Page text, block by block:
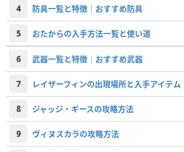
4 防具一覧と特徴｜おすすめ防具
5 おたからの入手方法一覧と使い道
6 武器一覧と特徴｜おすすめ武器
7 レイザーフィンの出現場所と入手アイテム
8 ジャッジ・ギースの攻略方法
9 ヴィヌスカラの攻略方法